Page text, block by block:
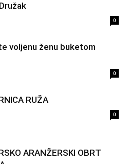
0
voljenu ženu buketom
0
RUŽA
0
ARANŽERSKI OBRT